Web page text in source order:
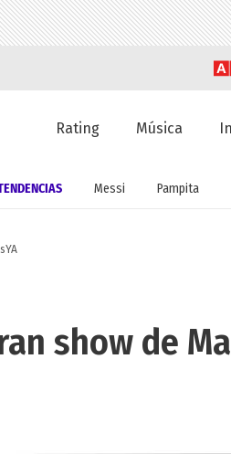
Rating Música
Messi Pampita
show de